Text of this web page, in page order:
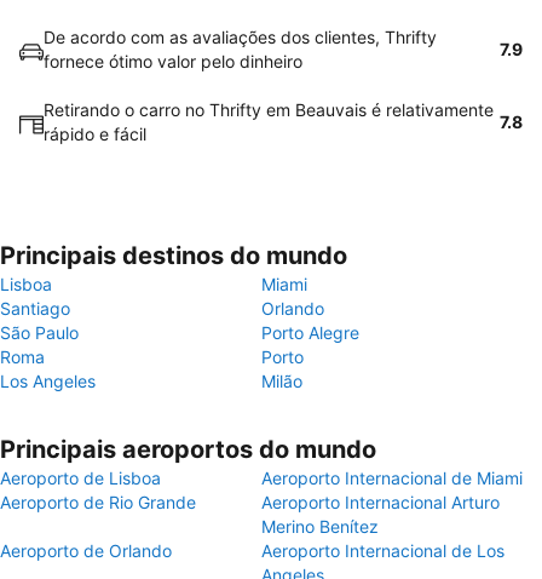
De acordo com as avaliações dos clientes, Thrifty
fornece ótimo valor pelo dinheiro
7.9
Retirando o carro no Thrifty em Beauvais é relativamente
rápido e fácil
7.8
Principais destinos do mundo
Lisboa
Miami
Santiago
Orlando
São Paulo
Porto Alegre
Roma
Porto
Los Angeles
Milão
Principais aeroportos do mundo
Aeroporto de Lisboa
Aeroporto Internacional de Miami
Aeroporto de Rio Grande
Aeroporto Internacional Arturo
Merino Benítez
Aeroporto de Orlando
Aeroporto Internacional de Los
Angeles